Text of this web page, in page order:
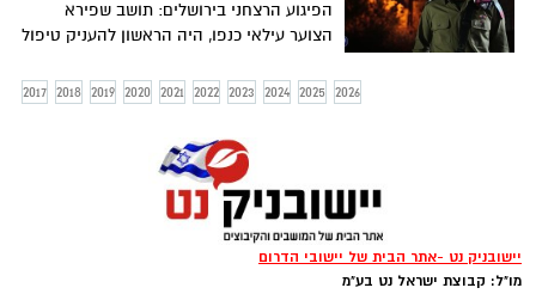
הפיגוע הרצחני בירושלים: תושב שפירא
הצוער עילאי כנפו, היה הראשון להעניק טיפול
בשניות הראשונות, מספר עילאי בוידאו
ששיחרר דובר צה"ל לתקשורת
2017 2018 2019 2020 2021 2022 2023 2024 2025 2026
יישובניק נט -אתר הבית של יישובי הדרום
מו"ל: קבוצת ישראל נט בע"מ